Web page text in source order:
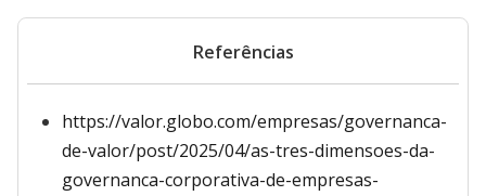
Referências
https://valor.globo.com/empresas/governanca-
de-valor/post/2025/04/as-tres-dimensoes-da-
governanca-corporativa-de-empresas-